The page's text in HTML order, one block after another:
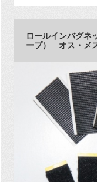
ロールインバグネ
ープ） オス・メ